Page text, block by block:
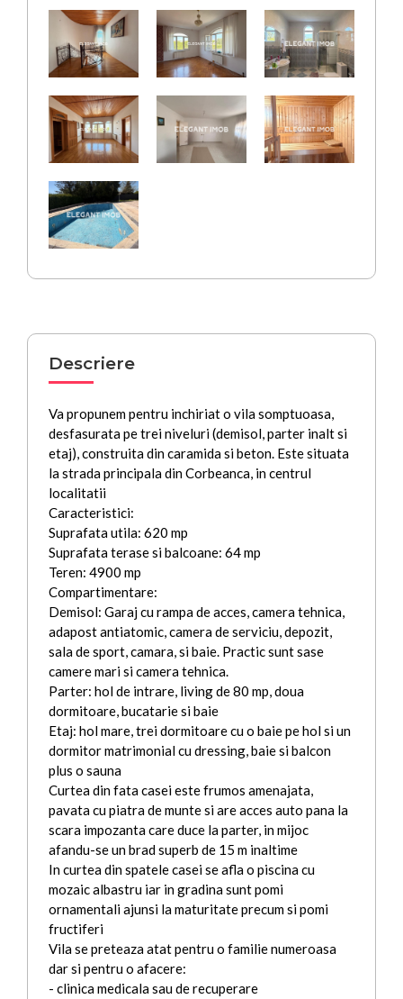
Descriere
Va propunem pentru inchiriat o vila somptuoasa,
desfasurata pe trei niveluri (demisol, parter inalt si
etaj), construita din caramida si beton. Este situata
la strada principala din Corbeanca, in centrul
localitatii
Caracteristici:
Suprafata utila: 620 mp
Suprafata terase si balcoane: 64 mp
Teren: 4900 mp
Compartimentare:
Demisol: Garaj cu rampa de acces, camera tehnica,
adapost antiatomic, camera de serviciu, depozit,
sala de sport, camara, si baie. Practic sunt sase
camere mari si camera tehnica.
Parter: hol de intrare, living de 80 mp, doua
dormitoare, bucatarie si baie
Etaj: hol mare, trei dormitoare cu o baie pe hol si un
dormitor matrimonial cu dressing, baie si balcon
plus o sauna
Curtea din fata casei este frumos amenajata,
pavata cu piatra de munte si are acces auto pana la
scara impozanta care duce la parter, in mijoc
afandu-se un brad superb de 15 m inaltime
In curtea din spatele casei se afla o piscina cu
mozaic albastru iar in gradina sunt pomi
ornamentali ajunsi la maturitate precum si pomi
fructiferi
Vila se preteaza atat pentru o familie numeroasa
dar si pentru o afacere:
- clinica medicala sau de recuperare